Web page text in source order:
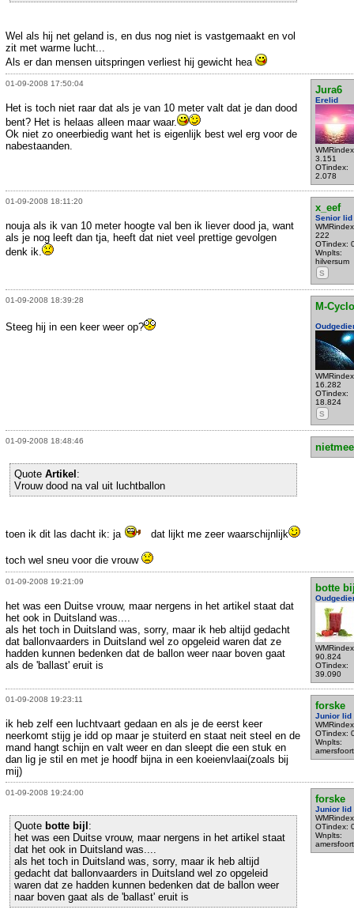
Wel als hij net geland is, en dus nog niet is vastgemaakt en vol
zit met warme lucht...
Als er dan mensen uitspringen verliest hij gewicht hea
01-09-2008 17:50:04
Jura6
Erelid
3.151
OTindex:
2.078
Het is toch niet raar dat als je van 10 meter valt dat je dan dood
bent? Het is helaas alleen maar waar.
Ok niet zo oneerbiedig want het is eigenlijk best wel erg voor de
nabestaanden.
01-09-2008 18:11:20
x_eef
Senior lid
222
OTindex:
Wnplts:
hilversum
S
nouja als ik van 10 meter hoogte val ben ik liever dood ja, want
als je nog leeft dan tja, heeft dat niet veel prettige gevolgen
denk ik.
01-09-2008 18:39:28
M-
16.282
OTindex:
18.824
S
Steeg hij in een keer weer op?
01-09-2008 18:48:46
Quote Artikel :
Vrouw dood na val uit luchtballon
toen ik dit las dacht ik: ja dat lijkt me zeer waarschijnlijk
toch wel sneu voor die vrouw
01-09-2008 19:21:09
botte
90.824
OTindex:
39.090
het was een Duitse vrouw, maar nergens in het artikel staat dat
het ook in Duitsland was....
als het toch in Duitsland was, sorry, maar ik heb altijd gedacht
dat ballonvaarders in Duitsland wel zo opgeleid waren dat ze
hadden kunnen bedenken dat de ballon weer naar boven gaat
als de 'ballast' eruit is
01-09-2008 19:23:11
forske
Junior lid
OTindex:
Wnplts:
amersfoort
ik heb zelf een luchtvaart gedaan en als je de eerst keer
neerkomt stijg je idd op maar je stuiterd en staat neit steel en de
mand hangt schijn en valt weer en dan sleept die een stuk en
dan lig je stil en met je hoodf bijna in een koeienvlaai(zoals bij
mij)
01-09-2008 19:24:00
forske
Junior lid
OTindex:
Wnplts:
amersfoort
Quote botte bijl :
het was een Duitse vrouw, maar nergens in het artikel staat
dat het ook in Duitsland was....
als het toch in Duitsland was, sorry, maar ik heb altijd
gedacht dat ballonvaarders in Duitsland wel zo opgeleid
waren dat ze hadden kunnen bedenken dat de ballon weer
naar boven gaat als de 'ballast' eruit is